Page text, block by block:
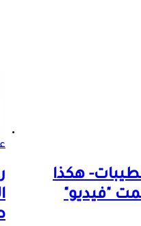
هكذا
"فيديو"